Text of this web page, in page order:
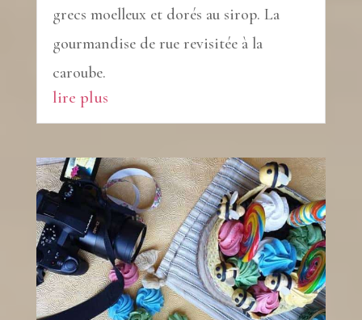
grecs moelleux et dorés au sirop. La
gourmandise de rue revisitée à la
caroube.
lire plus